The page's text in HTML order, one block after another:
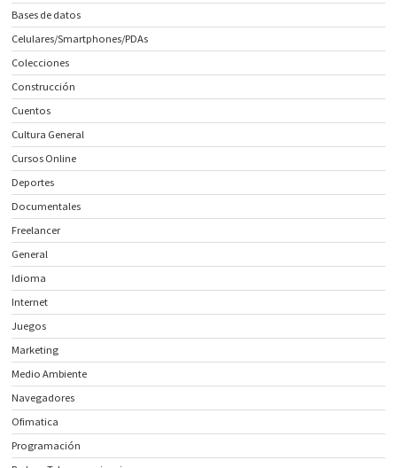
Bases de datos
Celulares/Smartphones/PDAs
Colecciones
Construcción
Cuentos
Cultura General
Cursos Online
Deportes
Documentales
Freelancer
General
Idioma
Internet
Juegos
Marketing
Medio Ambiente
Navegadores
Ofimatica
Programación